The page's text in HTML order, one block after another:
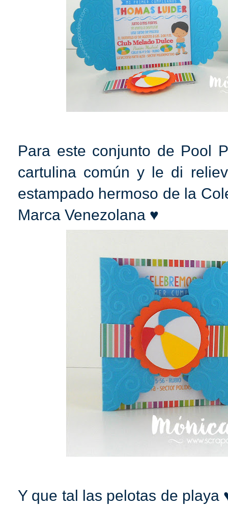
Para este conjunto de Pool
cartulina común y le di
estampado hermoso de la
Marca Venezolana ♥
Y que tal las pelotas de